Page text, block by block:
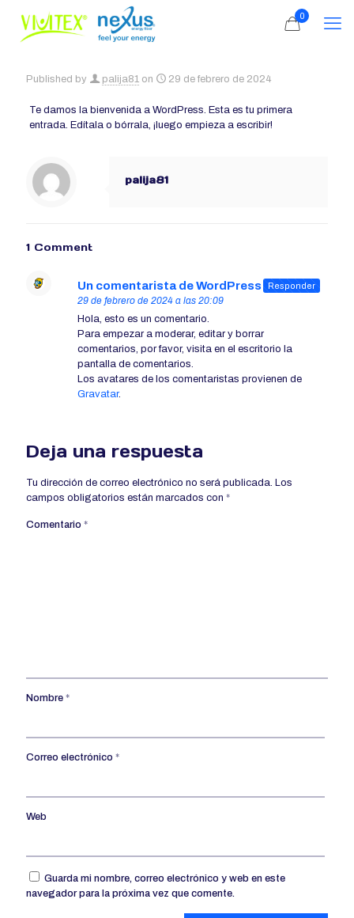
0
Published by palija81 on 29 de febrero de 2024
Te damos la bienvenida a WordPress. Esta es tu primera
entrada. Edítala o bórrala, ¡luego empieza a escribir!
palija81
1 Comment
Un comentarista de WordPress dice:
29 de febrero de 2024 a las 20:09
Hola, esto es un comentario.
Para empezar a moderar, editar y borrar
comentarios, por favor, visita en el escritorio la
pantalla de comentarios.
Los avatares de los comentaristas provienen de
Gravatar.
Responder
Deja una respuesta
Tu dirección de correo electrónico no será publicada. Los
campos obligatorios están marcados con *
Comentario *
Nombre *
Correo electrónico *
Web
Guarda mi nombre, correo electrónico y web en este
navegador para la próxima vez que comente.